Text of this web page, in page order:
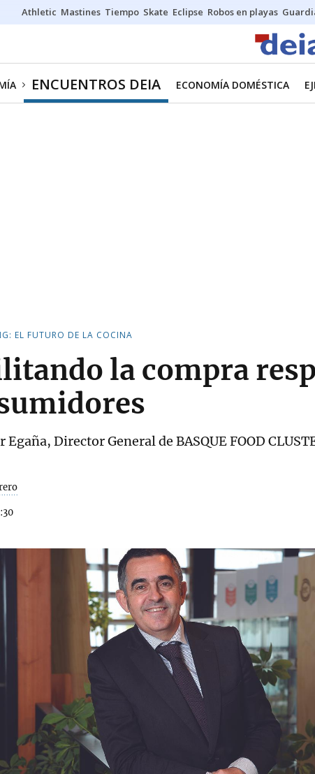
Athletic Mastines Tiempo Skate Eclipse Robos en playas
ENCUENTROS DEIA ECONOMÍA DOMÉSTICA
EL FUTURO DE LA COCINA
la compra
Egaña, Director General de BASQUE FOOD